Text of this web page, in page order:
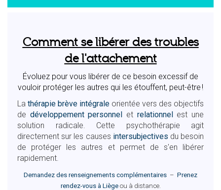
Comment se libérer des troubles
de l'attachement
Évoluez pour vous libérer de ce besoin excessif de
vouloir protéger les autres qui les étouffent, peut-être !
La thérapie brève intégrale orientée vers des objectifs
de développement personnel et relationnelest une
solution radicale. Cette psychothérapie agit
directement sur les causes intersubjectives du besoin
de protéger les autres et permet de s'en libérer
rapidement.
Demandez des renseignements complémentaires – Prenez
rendez-vous à Liègeou à distance.